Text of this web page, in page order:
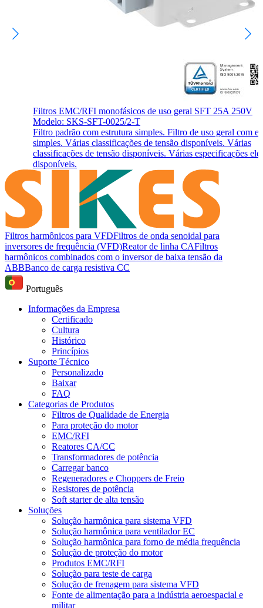
Filtros EMC/RFI monofásicos de uso geral SFT 25A 250V
Modelo: SKS-SFT-0025/2-T
Filtro padrão com estrutura simples. Filtro de uso geral com
simples. Várias classificações de tensão disponíveis. Várias
classificações de tensão disponíveis. Várias especificações
disponíveis.
Filtros harmônicos para VFDFiltros de onda senoidal para
inversores de frequência (VFD)Reator de linha CAFiltros
harmônicos combinados com o inversor de baixa tensão da
ABBBanco de carga resistiva CC
Português
Informações da Empresa
Certificado
Cultura
Histórico
Princípios
Suporte Técnico
Personalizado
Baixar
FAQ
Categorias de Produtos
Filtros de Qualidade de Energia
Para proteção do motor
EMC/RFI
Reatores CA/CC
Transformadores de potência
Carregar banco
Regeneradores e Choppers de Freio
Resistores de potência
Soft starter de alta tensão
Soluções
Solução harmônica para sistema VFD
Solução harmônica para ventilador EC
Solução harmônica para forno de média frequência
Solução de proteção do motor
Produtos EMC/RFI
Solução para teste de carga
Solução de frenagem para sistema VFD
Fonte de alimentação para a indústria aeroespacial e
militar